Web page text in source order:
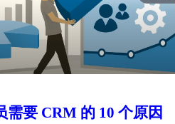
需要 CRM 的 10 个原因